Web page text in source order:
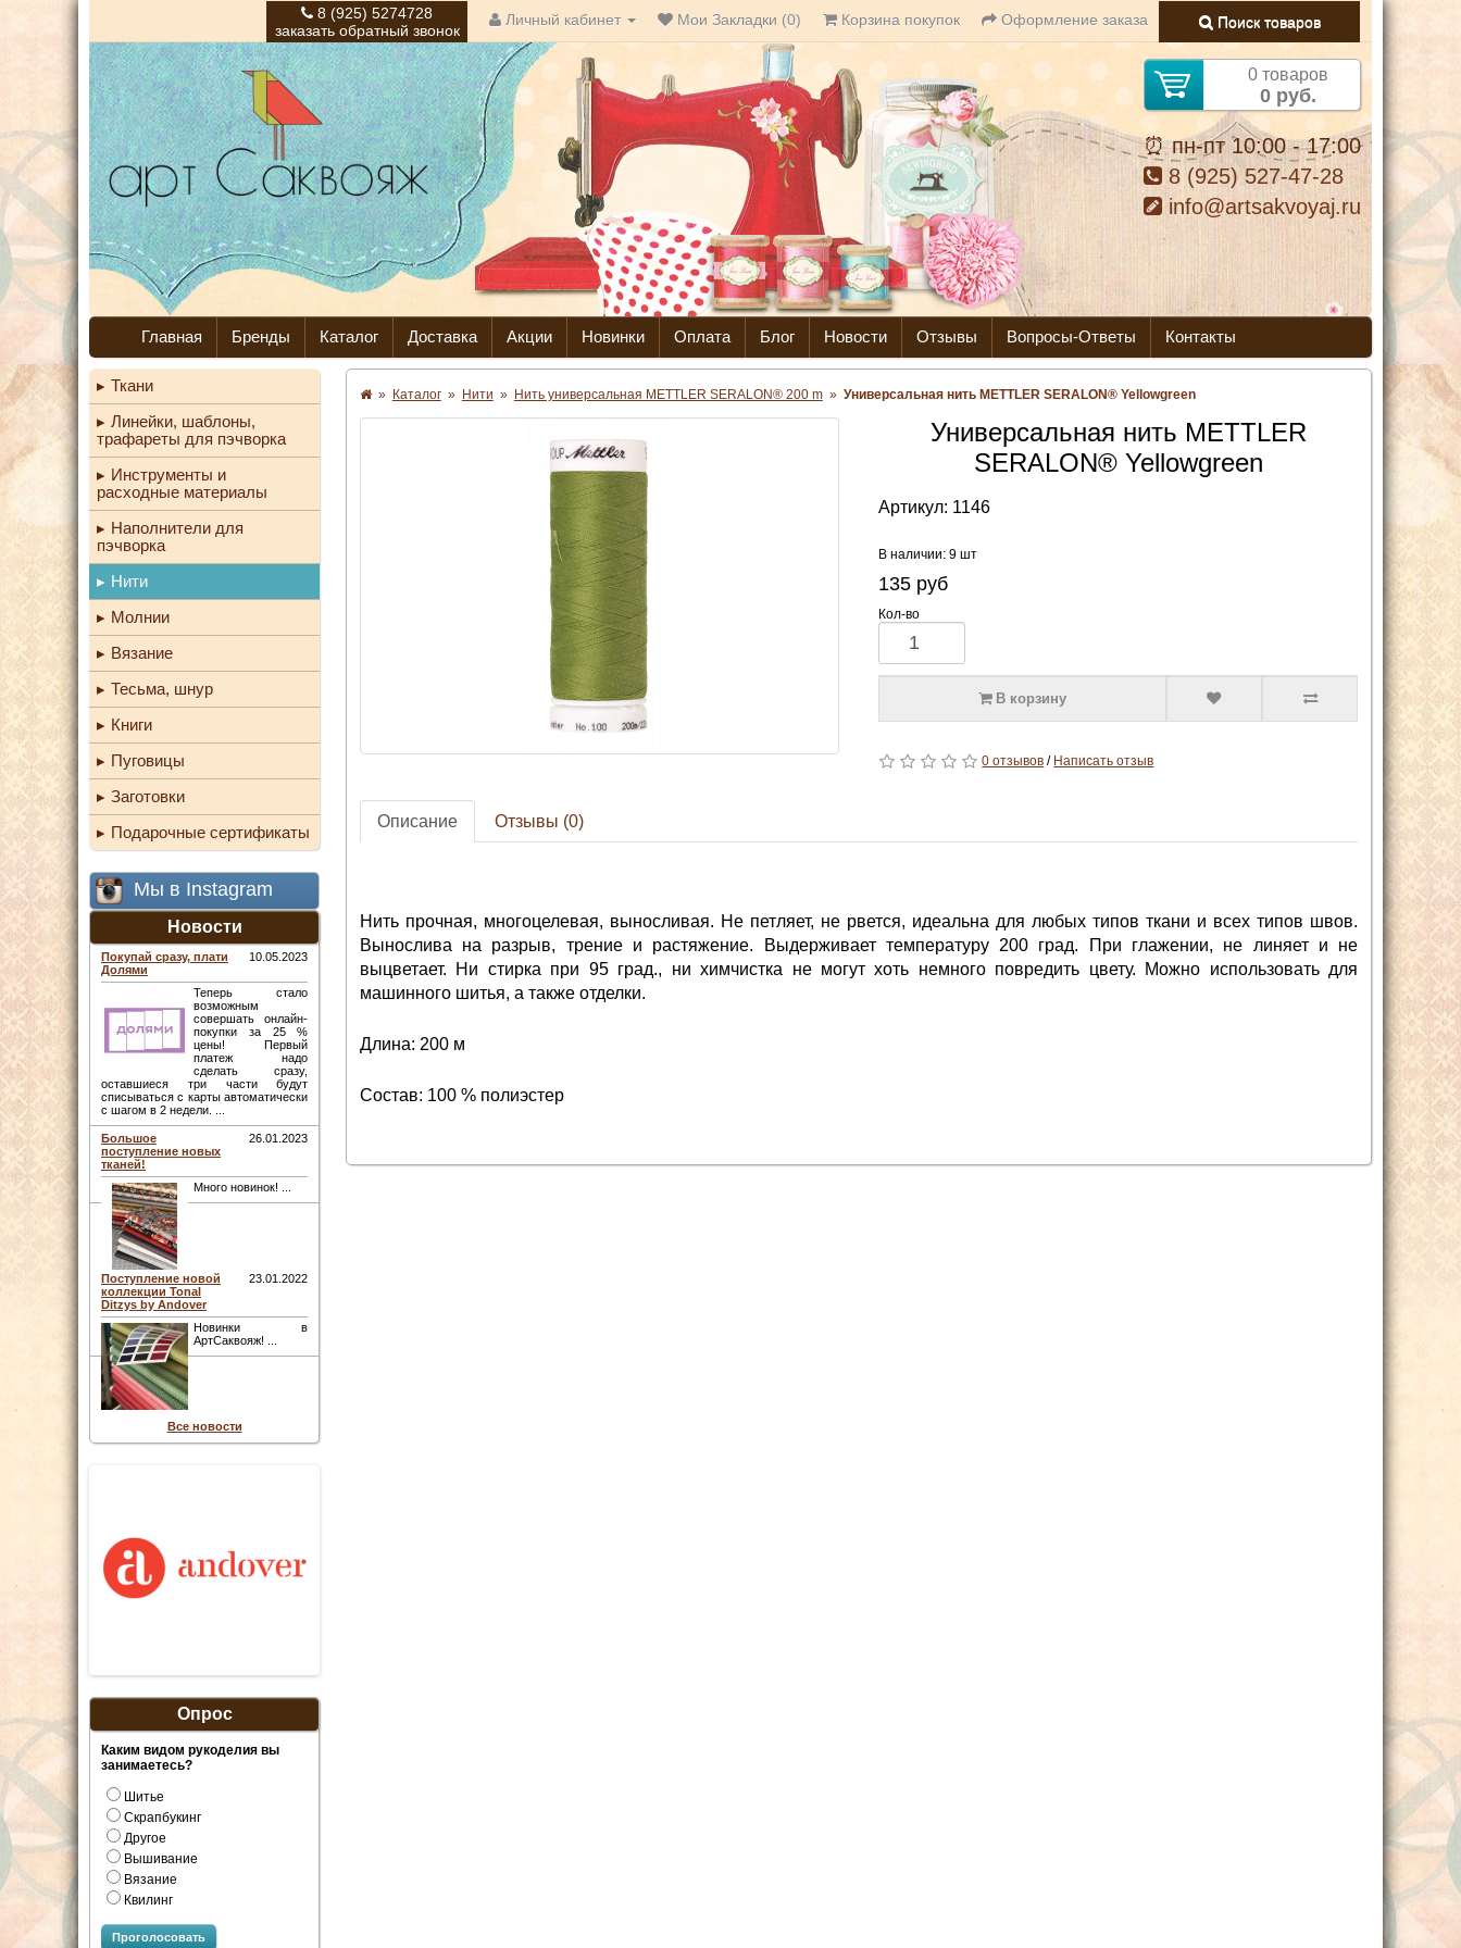
8 (925) 5274728
заказать обратный звонок
Личный кабинет Мои Закладки (0) Корзина покупок Оформление заказа Поиск товаров
0 товаров
0 руб.
⏰ пн-пт 10:00 - 17:00
8 (925) 527-47-28
info@artsakvoyaj.ru
Главная Бренды Каталог Доставка Акции Новинки Оплата Блог Новости Отзывы Вопросы-Ответы Контакты
Ткани
Линейки, шаблоны,
трафареты для пэчворка
Инструменты и
расходные материалы
Наполнители для
пэчворка
Нити
Молнии
Вязание
Тесьма, шнур
Книги
Пуговицы
Заготовки
Подарочные сертификаты
Мы в Instagram
Новости
Покупай сразу, плати
Долями
10.05.2023
Теперь стало
возможным
совершать онлайн-
покупки за 25 %
цены! Первый
платеж надо
сделать сразу,
оставшиеся три части будут
списываться с карты автоматически
с шагом в 2 недели. ...
Большое
поступление новых
тканей!
26.01.2023
Много новинок! ...
Поступление новой
коллекции Tonal
Ditzys by Andover
23.01.2022
Новинки в
АртСаквояж! ...
Все новости
Опрос
Каким видом рукоделия вы
занимаетесь?
Шитье
Скрапбукинг
Другое
Вышивание
Вязание
Квилинг
Проголосовать
» Каталог » Нити » Нить универсальная METTLER SERALON® 200 m » Универсальная нить METTLER SERALON® Yellowgreen
Универсальная нить METTLER
SERALON® Yellowgreen
Артикул: 1146
В наличии: 9 шт
135 руб
Кол-во
В корзину
0 отзывов / Написать отзыв
Описание Отзывы (0)
Нить прочная, многоцелевая, выносливая. Не петляет, не рвется, идеальна для любых типов ткани и всех типов швов.
Вынослива на разрыв, трение и растяжение. Выдерживает температуру 200 град. При глажении, не линяет и не
выцветает. Ни стирка при 95 град., ни химчистка не могут хоть немного повредить цвету. Можно использовать для
машинного шитья, а также отделки.
Длина: 200 м
Состав: 100 % полиэстер